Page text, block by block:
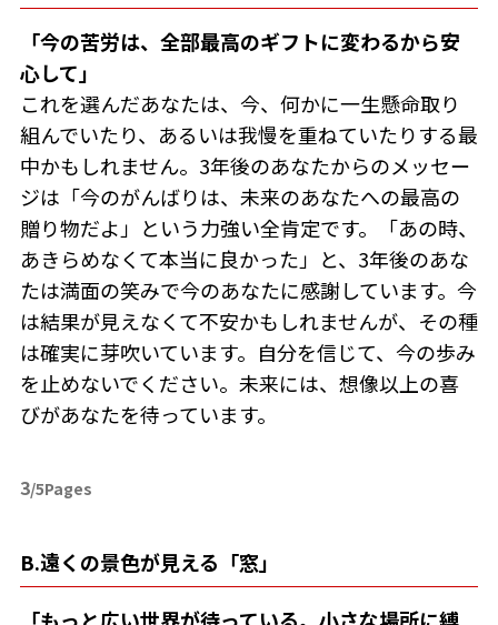
「今の苦労は、全部最高のギフトに変わるから安
心して」
これを選んだあなたは、今、何かに一生懸命取り
組んでいたり、あるいは我慢を重ねていたりする最
中かもしれません。3年後のあなたからのメッセー
ジは「今のがんばりは、未来のあなたへの最高の
贈り物だよ」という力強い全肯定です。「あの時、
あきらめなくて本当に良かった」と、3年後のあな
たは満面の笑みで今のあなたに感謝しています。今
は結果が見えなくて不安かもしれませんが、その種
は確実に芽吹いています。自分を信じて、今の歩み
を止めないでください。未来には、想像以上の喜
びがあなたを待っています。
3/5Pages
B.遠くの景色が見える「窓」